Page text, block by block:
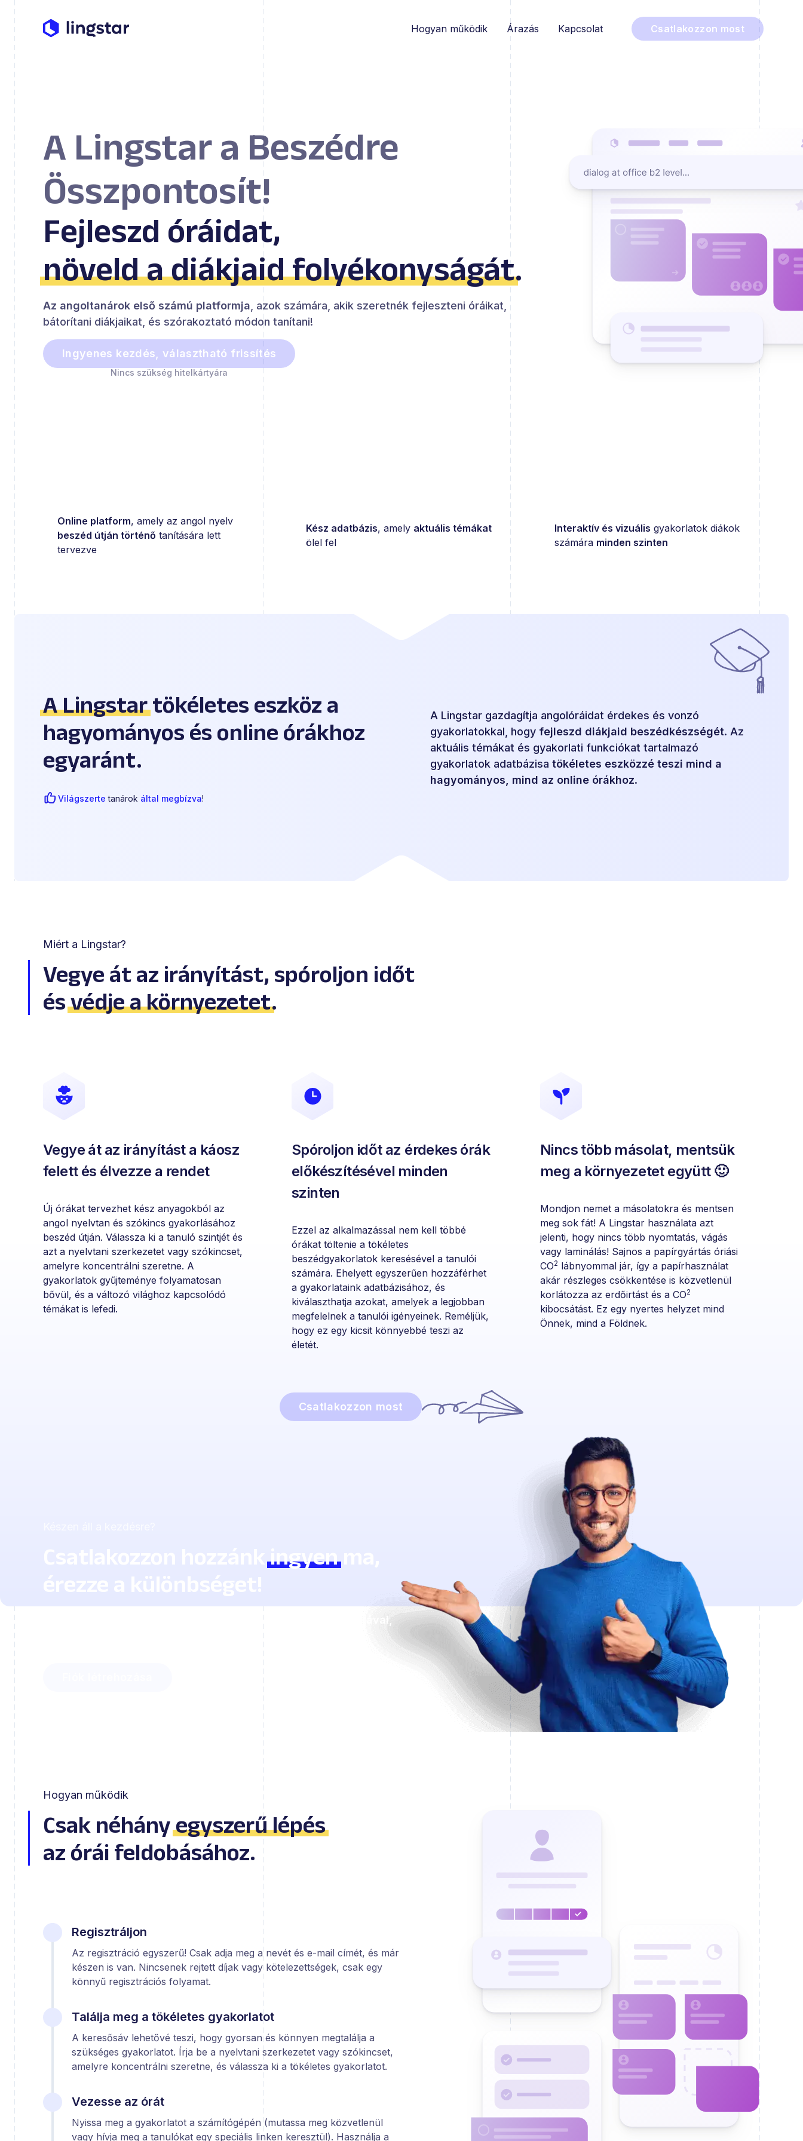
Hogyan működik Árazás Kapcsolat Csatlakozzon most
A Lingstar a Beszédre
Összpontosít!
Fejleszd óráidat,
növeld a diákjaid folyékonyságát.
Az angoltanárok első számú platformja , azok számára, akik szeretnék fejleszteni óráikat,
bátorítani diákjaikat, és szórakoztató módon tanítani!
Ingyenes kezdés, választható frissítés
Nincs szükség hitelkártyára
Online platform, amely az angol nyelv
beszéd útján történő tanítására lett
tervezve
Kész adatbázis, amely aktuális témákat
ölel fel
Interaktív és vizuális gyakorlatok diákok
számára minden szinten
A Lingstartökéletes eszköz a
hagyományos és online órákhoz
egyaránt.
Világszerte tanárok által megbízva!
A Lingstar gazdagítja angolóráidat érdekes és vonzó
gyakorlatokkal, hogy fejleszd diákjaid beszédkészségét. Az
aktuális témákat és gyakorlati funkciókat tartalmazó
gyakorlatok adatbázisa tökéletes eszközzé teszi mind a
hagyományos, mind az online órákhoz.
Miért a Lingstar?
Vegye át az irányítást, spóroljon időt
ésvédje a környezetet.
Vegye át az irányítást a káosz
felett és élvezze a rendet
Új órákat tervezhet kész anyagokból az
angol nyelvtan és szókincs gyakorlásához
beszéd útján. Válassza ki a tanuló szintjét és
azt a nyelvtani szerkezetet vagy szókincset,
amelyre koncentrálni szeretne. A
gyakorlatok gyűjteménye folyamatosan
bővül, és a változó világhoz kapcsolódó
témákat is lefedi.
Spóroljon időt az érdekes órák
előkészítésével minden
szinten
Ezzel az alkalmazással nem kell többé
órákat töltenie a tökéletes
beszédgyakorlatok keresésével a tanulói
számára. Ehelyett egyszerűen hozzáférhet
a gyakorlataink adatbázisához, és
kiválaszthatja azokat, amelyek a legjobban
megfelelnek a tanulói igényeinek. Reméljük,
hogy ez egy kicsit könnyebbé teszi az
életét.
Nincs több másolat, mentsük
meg a környezetet együtt 🙂
Mondjon nemet a másolatokra és mentsen
meg sok fát! A Lingstar használata azt
jelenti, hogy nincs több nyomtatás, vágás
vagy laminálás! Sajnos a papírgyártás óriási
CO2 lábnyommal jár, így a papírhasználat
akár részleges csökkentése is közvetlenül
korlátozza az erdőirtást és a CO2
kibocsátást. Ez egy nyertes helyzet mind
Önnek, mind a Földnek.
Csatlakozzon most
Csatlakozzon hozzánkingyenma,
Fedezze fel, mennyi időt takaríthat meg a Lingstar használatával,
és milyen könnyedén inspirálhatja tanulóit.
Hogyan működik
Csak néhányegyszerű lépés
az órái feldobásához.
Regisztráljon
Az regisztráció egyszerű! Csak adja meg a nevét és e-mail címét, és már
készen is van. Nincsenek rejtett díjak vagy kötelezettségek, csak egy
könnyű regisztrációs folyamat.
Találja meg a tökéletes gyakorlatot
A keresősáv lehetővé teszi, hogy gyorsan és könnyen megtalálja a
szükséges gyakorlatot. Írja be a nyelvtani szerkezetet vagy szókincset,
amelyre koncentrálni szeretne, és válassza ki a tökéletes gyakorlatot.
Vezesse az órát
Nyissa meg a gyakorlatot a számítógépén (mutassa meg közvetlenül
vagy hívja meg a tanulókat egy speciális linken keresztül). Használja a